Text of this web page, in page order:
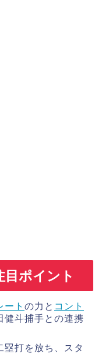
目ポイント
ート の力と コント
健斗捕手との連携
打を放ち、スタ